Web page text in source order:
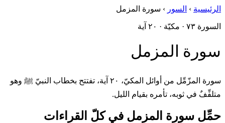
الرئيسية › السور › سورة المزمل
السورة ٧٣ · مكيّة · ٢٠ آية
سورة المزمل
سورة المزّمِّل من أوائل المكيّ، ٢٠ آية، تفتتح بخطاب النبيّ ﷺ وهو
متلفِّفٌ في ثوبه، تأمره بقيام الليل.
حمِّل سورة المزمل في كلّ القراءات